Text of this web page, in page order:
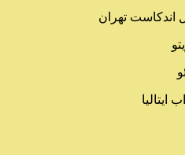
اندکاست تهران